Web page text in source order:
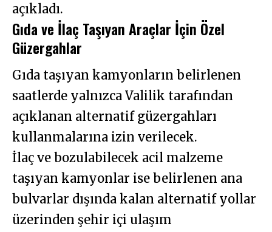
açıkladı.
Gıda ve İlaç Taşıyan Araçlar İçin Özel
Güzergahlar
Gıda taşıyan kamyonların belirlenen
saatlerde yalnızca Valilik tarafından
açıklanan alternatif güzergahları
kullanmalarına izin verilecek.
İlaç ve bozulabilecek acil malzeme
taşıyan kamyonlar ise belirlenen ana
bulvarlar dışında kalan alternatif yollar
üzerinden şehir içi ulaşım